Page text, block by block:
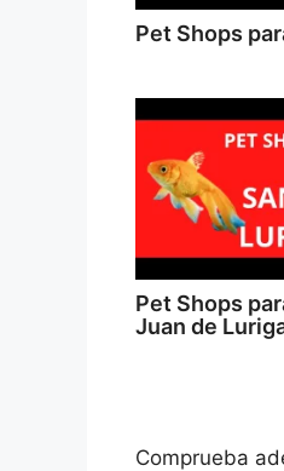
Pet Shops
Pet Shops
Juan de
Comprueba